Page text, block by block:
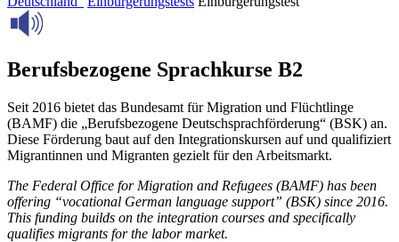
Berufsbezogene Sprachkurse B2
Seit 2016 bietet das Bundesamt für Migration und Flüchtlinge
(BAMF) die „Berufsbezogene Deutschsprachförderung“ (BSK) an.
Diese Förderung baut auf den Integrationskursen auf und qualifiziert
Migrantinnen und Migranten gezielt für den Arbeitsmarkt.
The Federal Office for Migration and Refugees (BAMF) has been
offering “vocational German language support” (BSK) since 2016.
This funding builds on the integration courses and specifically
qualifies migrants for the labor market.